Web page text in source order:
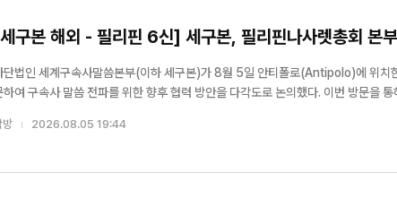
구본 해외 - 필리핀 6신] 세구본, 필리핀나사렛총회 본
단법인 세계구속사말씀본부(이하 세구본)가 8월 5일 안티폴로(Antipolo)에 위치
하여 구속사 말씀 전파를 위한 향후 협력 방안을 다각도로 논의했다. 이번 방문을
태평양 지역으로 본격 확장될 수 있는 강력한 교두보가 마련될 전망이다. 특히 필리핀나사렛교단은 필리핀 국내 선교
만 국한되지 않고, 인근 ...
방 2026.08.05 19:44